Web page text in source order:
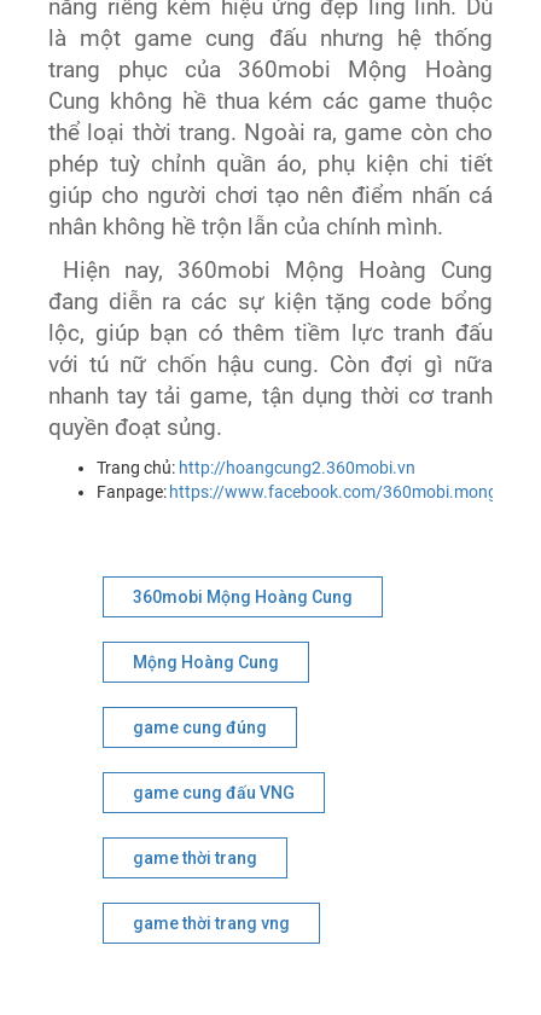
năng riêng kèm hiệu ứng đẹp ling linh. Dù
là một game cung đấu nhưng hệ thống
trang phục của 360mobi Mộng Hoàng
Cung không hề thua kém các game thuộc
thể loại thời trang. Ngoài ra, game còn cho
phép tuỳ chỉnh quần áo, phụ kiện chi tiết
giúp cho người chơi tạo nên điểm nhấn cá
nhân không hề trộn lẫn của chính mình.
Hiện nay, 360mobi Mộng Hoàng Cung
đang diễn ra các sự kiện tặng code bổng
lộc, giúp bạn có thêm tiềm lực tranh đấu
với tú nữ chốn hậu cung. Còn đợi gì nữa
nhanh tay tải game, tận dụng thời cơ tranh
quyền đoạt sủng.
Trang chủ: http://hoangcung2.360mobi.vn
Fanpage: https://www.facebook.com/
360mobi Mộng Hoàng Cung
Mộng Hoàng Cung
game cung đúng
game cung đấu VNG
game thời trang
game thời trang vng